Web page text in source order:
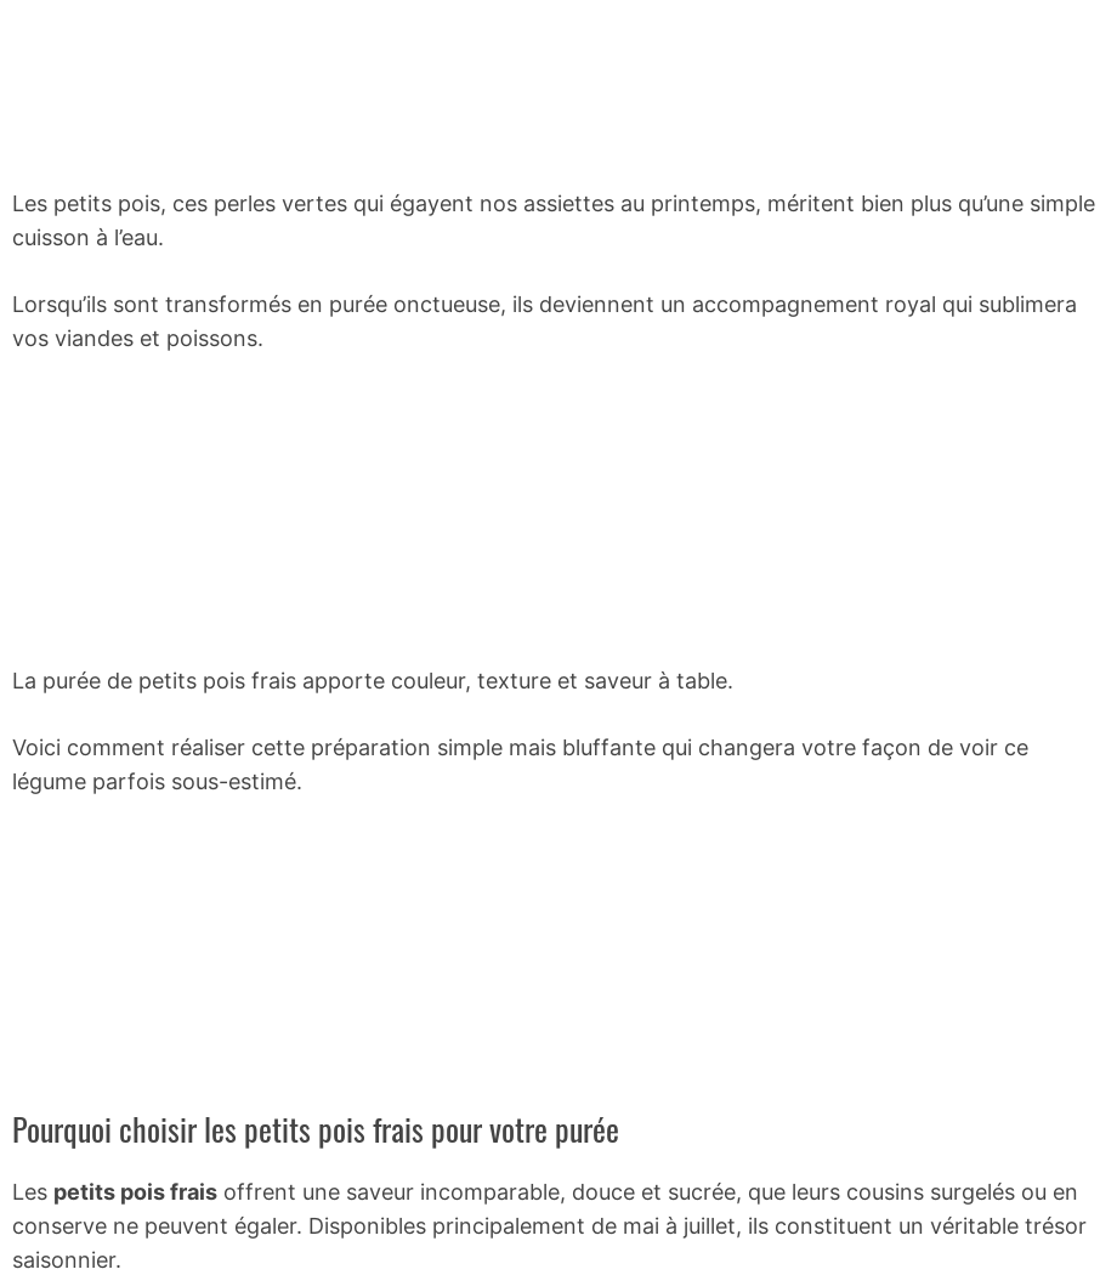
Les petits pois, ces perles vertes qui égayent nos assiettes au printemps, méritent bien plus qu’une simple
cuisson à l’eau.
Lorsqu’ils sont transformés en purée onctueuse, ils deviennent un accompagnement royal qui sublimera
vos viandes et poissons.
La purée de petits pois frais apporte couleur, texture et saveur à table.
Voici comment réaliser cette préparation simple mais bluffante qui changera votre façon de voir ce
légume parfois sous-estimé.
Pourquoi choisir les petits pois frais pour votre purée
Les petits pois frais offrent une saveur incomparable, douce et sucrée, que leurs cousins surgelés ou en
conserve ne peuvent égaler. Disponibles principalement de mai à juillet, ils constituent un véritable trésor
saisonnier.